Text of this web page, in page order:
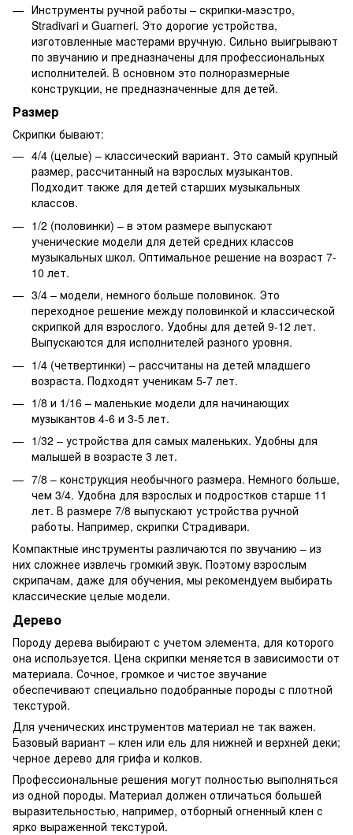
Инструменты ручной работы – скрипки-маэстро,
Stradivari и Guarneri. Это дорогие устройства,
изготовленные мастерами вручную. Сильно выигрывают
по звучанию и предназначены для профессиональных
исполнителей. В основном это полноразмерные
конструкции, не предназначенные для детей.
Размер
Скрипки бывают:
4/4 (целые) – классический вариант. Это самый крупный
размер, рассчитанный на взрослых музыкантов.
Подходит также для детей старших музыкальных
классов.
1/2 (половинки) – в этом размере выпускают
ученические модели для детей средних классов
музыкальных школ. Оптимальное решение на возраст 7-
10 лет.
3/4 – модели, немного больше половинок. Это
переходное решение между половинкой и классической
скрипкой для взрослого. Удобны для детей 9-12 лет.
Выпускаются для исполнителей разного уровня.
1/4 (четвертинки) – рассчитаны на детей младшего
возраста. Подходят ученикам 5-7 лет.
1/8 и 1/16 – маленькие модели для начинающих
музыкантов 4-6 и 3-5 лет.
1/32 – устройства для самых маленьких. Удобны для
малышей в возрасте 3 лет.
7/8 – конструкция необычного размера. Немного больше,
чем 3/4. Удобна для взрослых и подростков старше 11
лет. В размере 7/8 выпускают устройства ручной
работы. Например, скрипки Страдивари.
Компактные инструменты различаются по звучанию – из
них сложнее извлечь громкий звук. Поэтому взрослым
скрипачам, даже для обучения, мы рекомендуем выбирать
классические целые модели.
Дерево
Породу дерева выбирают с учетом элемента, для которого
она используется. Цена скрипки меняется в зависимости от
материала. Сочное, громкое и чистое звучание
обеспечивают специально подобранные породы с плотной
текстурой.
Для ученических инструментов материал не так важен.
Базовый вариант – клен или ель для нижней и верхней деки;
черное дерево для грифа и колков.
Профессиональные решения могут полностью выполняться
из одной породы. Материал должен отличаться большей
выразительностью, например, отборный огненный клен с
ярко выраженной текстурой.